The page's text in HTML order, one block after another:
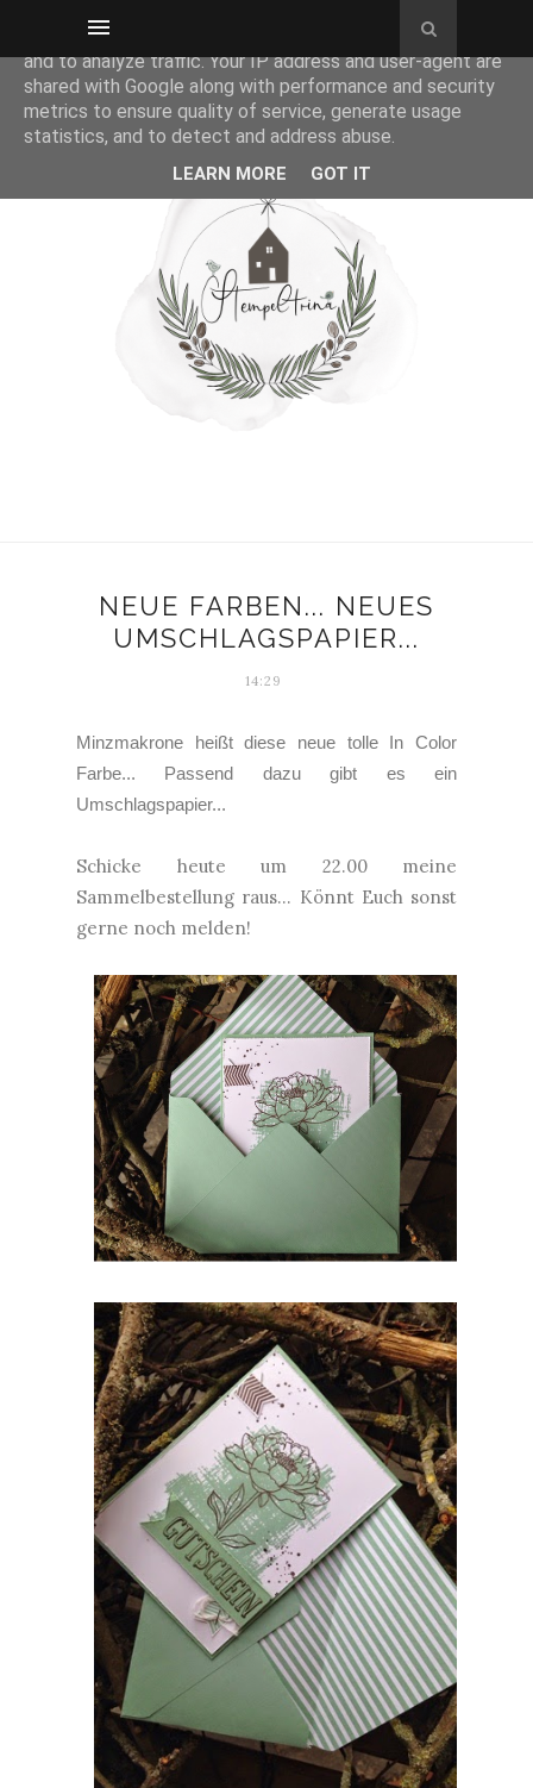
NEUE FARBEN... NEUES
UMSCHLAGSPAPIER...
14:29
Minzmakrone heißt diese neue tolle In Color
Farbe... Passend dazu gibt es ein
Umschlagspapier...
Schicke heute um 22.00 meine
Sammelbestellung raus... Könnt Euch sonst
gerne noch melden!
This site uses cookies from Google to deliver its services
and to analyze traffic. Your IP address and user-agent are
shared with Google along with performance and security
metrics to ensure quality of service, generate usage
statistics, and to detect and address abuse.
LEARN MORE GOT IT